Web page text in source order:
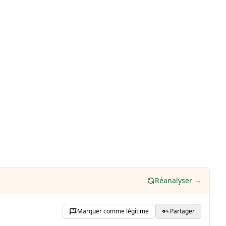
Réanalyser →
Marquer comme légitime Partager